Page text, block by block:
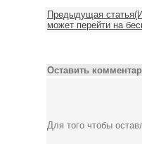
Предыдущая
может перейти на
Оставить
Для того чтобы